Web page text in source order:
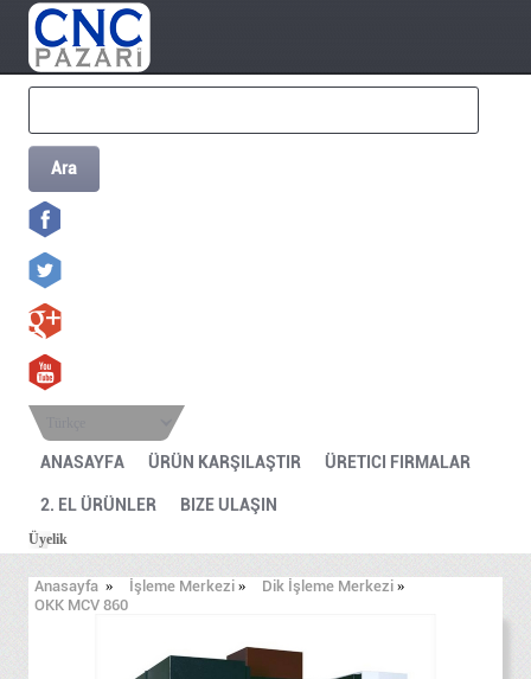
Ara
ANASAYFA ÜRÜN KARŞILAŞTIR ÜRETICI FIRMALAR
2. EL ÜRÜNLER BIZE ULAŞIN
Üyelik
Anasayfa » İşleme Merkezi » Dik İşleme Merkezi »
OKK MCV 860